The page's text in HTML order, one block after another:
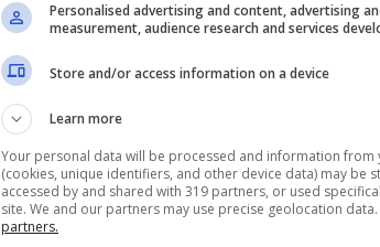
Personalised advertising and content, advertising
measurement, audience research and services
Store and/or access information on a device
Learn more
Your personal data will be processed and information from
(cookies, unique identifiers, and other device data) may be
accessed by and shared with 319 partners, or used
site. We and our partners may use precise geolocation data.
partners.